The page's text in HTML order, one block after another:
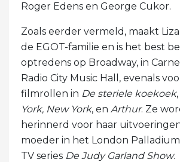
Roger Edens en George Cukor.
Zoals eerder vermeld, maakt
de EGOT-familie en is het best
optredens op Broadway, in
Radio City Music Hall, evenals
filmrollen in De steriele koekoek,
York, New York, en Arthur. Ze
herinnerd voor haar
moeder in het London Palladium
TV series De Judy Garland Show.